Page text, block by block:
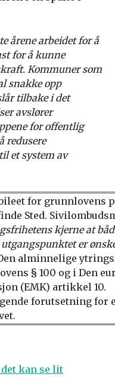
årene arbeidet for å
for å kunne
Kommuner som
snakke opp
tilbake i det
avslører
for offentlig
redusere
et system av
for grunnlovens
Sted.
kjerne at
er
alminnelige
§ 100 og i Den
(EMK) artikkel 10.
forutsetning for
kan se lit